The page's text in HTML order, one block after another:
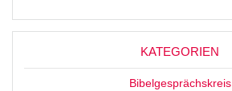
KATEGORIEN
Bibelgesprächskreis